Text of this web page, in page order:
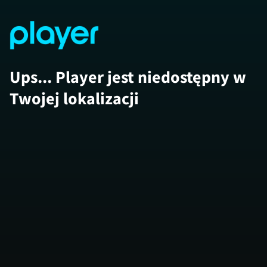
Ups... Player jest niedostępny w
Twojej lokalizacji